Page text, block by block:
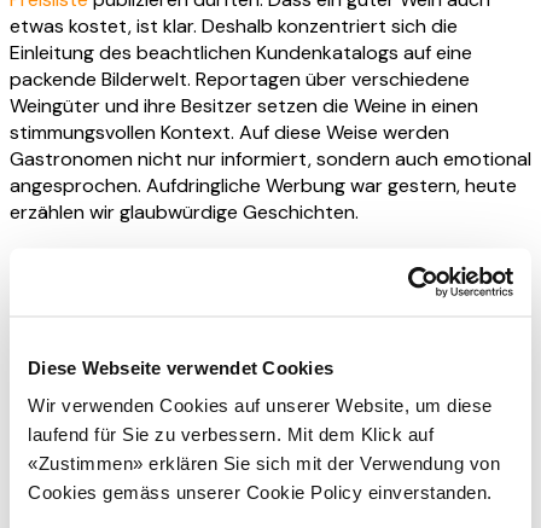
Diese Webseite verwendet Cookies
Wir verwenden Cookies auf unserer Website, um diese
laufend für Sie zu verbessern. Mit dem Klick auf
«Zustimmen» erklären Sie sich mit der Verwendung von
Cookies gemäss unserer Cookie Policy einverstanden.
etwas kostet, ist klar. Deshalb konzentriert sich die
Einleitung des beachtlichen Kundenkatalogs auf eine
packende Bilderwelt. Reportagen über verschiedene
Weingüter und ihre Besitzer setzen die Weine in einen
stimmungsvollen Kontext. Auf diese Weise werden
Gastronomen nicht nur informiert, sondern auch emotional
angesprochen. Aufdringliche Werbung war gestern, heute
erzählen wir glaubwürdige Geschichten.
Kanälen publiziert werden, was besonders effizient ist und
übrigens auch für unsere Kunden ein sinnvolles Kosten-
Nutzen-Verhältnis darstellt.Das Swissmilk Family Magazin
ist ein Paradebeispiel einer solchen zielgruppenorientierten
und dialogfördernden Publikation. Magazine, oder auch